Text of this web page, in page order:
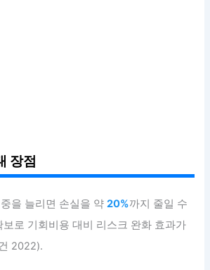
장점
을 늘리면 손실을 약20%까지 줄일 수
로 기회비용 대비 리스크 완화 효과가
2022).